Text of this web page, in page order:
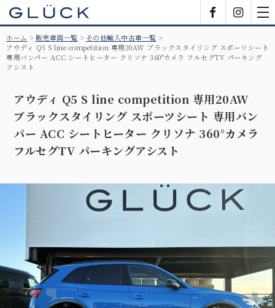
ホーム 販売車両一覧
その他輸入中古車一覧
アウディ Q5 S line competition 専用20AW ブラックスタイリング スポーツシート
専用バンパー ACC シートヒーター クリソナ 360°カメラ フルセグTV パーキング
アシスト
アウディ Q5 S line competition 専用20AW
ブラックスタイリング スポーツシート 専用バン
パー ACC シートヒーター クリソナ 360°カメラ
フルセグTV パーキングアシスト